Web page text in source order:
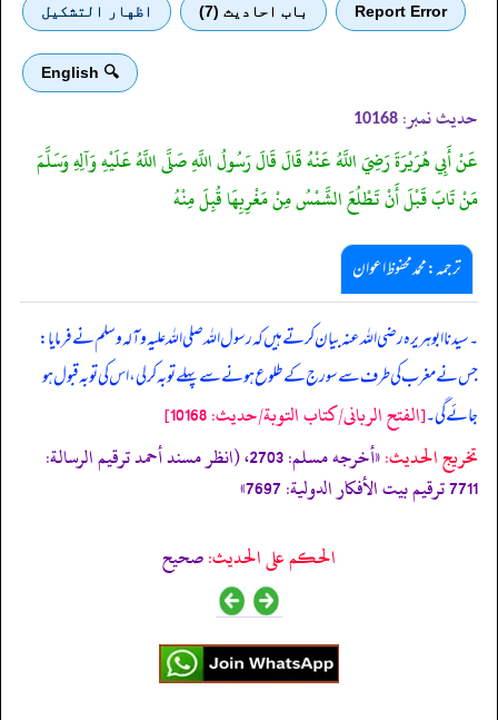
Report Error باب احادیث (7) اظهار التشكيل
🔍 English
حدیث نمبر: 10168
عَنْ أَبِي هُرَيْرَةَ رَضِيَ اللَّهُ عَنْهُ قَالَ قَالَ رَسُولُ اللَّهِ صَلَّى اللَّهُ عَلَيْهِ وَآلِهِ وَسَلَّمَ
مَنْ تَابَ قَبْلَ أَنْ تَطْلُعَ الشَّمْسُ مِنْ مَغْرِبِهَا قُبِلَ مِنْهُ
ترجمہ:محمد محفوظ اعوان
۔ سیدنا ابو ہریرہ رضی اللہ عنہ بیان کرتے ہیں کہ رسول اللہ صلی اللہ علیہ وآلہ وسلم نے فرمایا:
جس نے مغرب کی طرف سے سورج کے طلوع ہونے سے پہلے توبہ کر لی، اس کی توبہ قبول ہو
جائے گی۔[الفتح الربانی/كتاب التوبة/حدیث: 10168]
تخریج الحدیث:
«أخرجه مسلم: 2703، (انظر مسند أحمد ترقيم الرسالة:
7711 ترقیم بيت الأفكار الدولية: 7697»
الحكم على الحديث:صحیح